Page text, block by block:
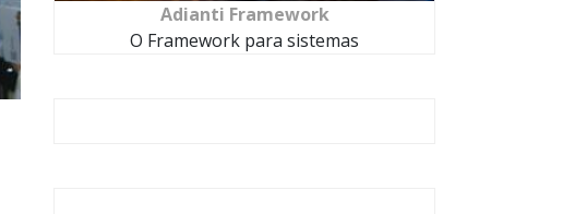
Adianti Framework
O Framework para sistemas